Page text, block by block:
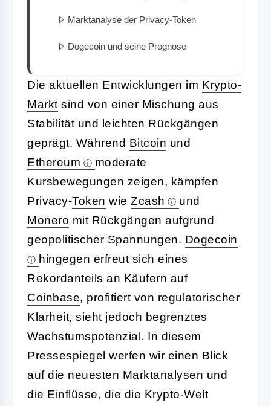
Marktanalyse der Privacy-Token
Dogecoin und seine Prognose
Die aktuellen Entwicklungen im Krypto-
Markt sind von einer Mischung aus
Stabilität und leichten Rückgängen
geprägt. Während Bitcoin und
Ethereum
moderate
Kursbewegungen zeigen, kämpfen
Privacy-Token wie Zcash
und
Monero mit Rückgängen aufgrund
geopolitischer Spannungen. Dogecoin
hingegen erfreut sich eines
Rekordanteils an Käufern auf
Coinbase, profitiert von regulatorischer
Klarheit, sieht jedoch begrenztes
Wachstumspotenzial. In diesem
Pressespiegel werfen wir einen Blick
auf die neuesten Marktanalysen und
die Einflüsse, die die Krypto-Welt